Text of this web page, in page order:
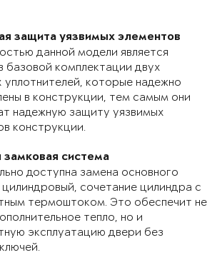
защита уязвимых элементов
данной модели является
базовой комплектации двух
уплотнителей, которые надежно
в конструкции, тем самым они
надежную защиту уязвимых
конструкции.
замковая система
доступна замена основного
цилиндровый, сочетание цилиндра с
термоштоком. Это обеспечит не
тепло, но и
эксплуатацию двери без